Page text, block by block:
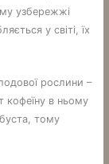
узбережжі
у світі, їх
рослини –
кофеїну в ньому
тому